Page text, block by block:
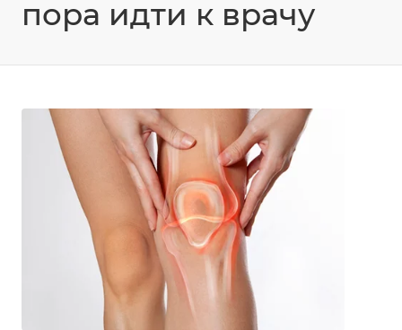
пора идти к врачу